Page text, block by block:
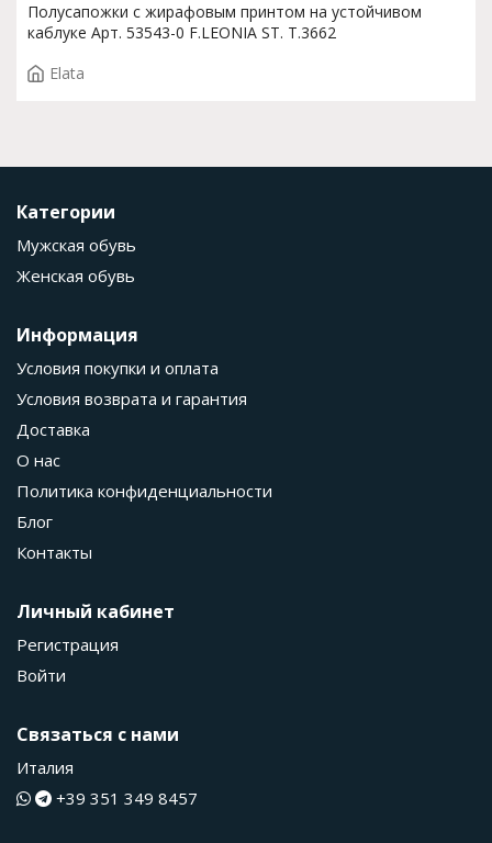
Полусапожки с жирафовым принтом на устойчивом
каблуке Арт. 53543-0 F.LEONIA ST. T.3662
Elata
Категории
Мужская обувь
Женская обувь
Информация
Условия покупки и оплата
Условия возврата и гарантия
Доставка
О нас
Политика конфиденциальности
Блог
Контакты
Личный кабинет
Регистрация
Войти
Связаться с нами
Италия
+39 351 349 8457